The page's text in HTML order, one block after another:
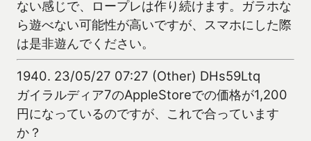
ない感じで、ロープレは作り続けます。ガラホな
ら遊べない可能性が高いですが、スマホにした際
は是非遊んでください。
1940. 23/05/27 07:27 (Other) DHs59Ltq
ガイラルディア7のAppleStoreでの価格が1,200
円になっているのですが、これで合っています
か？